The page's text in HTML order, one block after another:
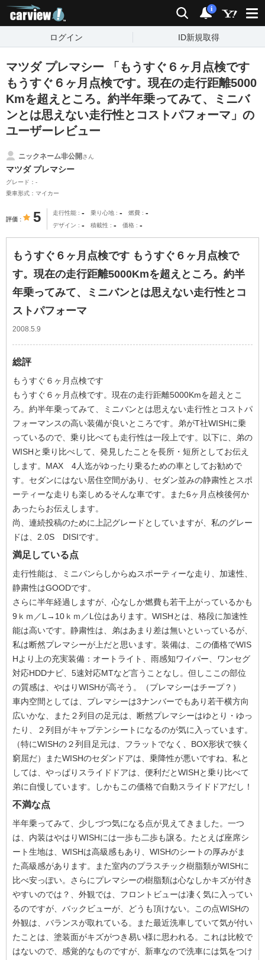
検索 通知
i
ログイン ID新規取得
マツダ プレマシー 「もうすぐ６ヶ月点検です
もうすぐ６ヶ月点検です。現在の走行距離5000
Kmを超えところ。約半年乗ってみて、ミニバ
ンとは思えない走行性とコストパフォーマ」の
ユーザーレビュー
ニックネーム非公開さん
マツダ プレマシー
グレード：-
乗車形式：マイカー
評価 5 走行性能 - 乗り心地 - 燃費 -
デザイン - 積載性 - 価格 -
もうすぐ６ヶ月点検です もうすぐ６ヶ月点検で
す。現在の走行距離5000Kmを超えところ。約半
年乗ってみて、ミニバンとは思えない走行性とコ
ストパフォーマ
2008.5.9
総評
もうすぐ６ヶ月点検です
もうすぐ６ヶ月点検です。現在の走行距離5000Kmを超えとこ
ろ。約半年乗ってみて、ミニバンとは思えない走行性とコストパ
フォーマンスの高い装備が良いところです。弟がT社WISHに乗
っているので、乗り比べても走行性は一段上です。以下に、弟の
WISHと乗り比べして、発見したことを長所・短所としてお伝え
します。MAX 4人迄がゆったり乗るための車としてお勧めで
す。セダンにはない居住空間があり、セダン並みの静粛性とスポ
ーティーな走りも楽しめるそんな車です。また6ヶ月点検後何か
あったらお伝えします。
尚、連続投稿のために上記グレードとしていますが、私のグレー
ドは、2.0S DISIです。
満足している点
走行性能は、ミニバンらしからぬスポーティーな走り、加速性、
静粛性はGOODです。
さらに半年経過しますが、心なしか燃費も若干上がっているかも
9ｋｍ／L→10ｋｍ／L位はあります。WISHとは、格段に加速性
能は高いです。静粛性は、弟はあまり差は無いといっているが、
私は断然プレマシーが上だと思います。装備は、この価格でWIS
Hより上の充実装備：オートライト、雨感知ワイパー、ワンセグ
対応HDDナビ、5速対応MTなど言うことなし。但しここの部位
の質感は、やはりWISHが高そう。（プレマシーはチープ？）
車内空間としては、プレマシーは3ナンバーでもあり若干横方向
広いかな、また２列目の足元は、断然プレマシーはゆとり・ゆっ
たり、２列目がキャプテンシートになるのが気に入っています。
（特にWISHの２列目足元は、フラットでなく、BOX形状で狭く
窮屈だ）またWISHのセダンドアは、乗降性が悪いですね、私と
しては、やっぱりスライドドアは、便利だとWISHと乗り比べて
弟に自慢しています。しかもこの価格で自動スライドドアだし！
不満な点
半年乗ってみて、少しづつ気になる点が見えてきました。一つ
は、内装はやはりWISHには一歩も二歩も譲る。たとえば座席シ
ート生地は、WISHは高級感もあり、WISHのシートの厚みがま
た高級感があります。また室内のプラスチック樹脂類がWISHに
比べ安っぽい。さらにプレマシーの樹脂類は心なしかキズが付き
やすいのでは？、外観では、フロントビューは凄く気に入ってい
るのですが、バックビューが、どうも頂けない。この点WISHの
外観は、バランスが取れている。また最近洗車していて気が付い
たことは、塗装面がキズがつき易い様に思われる。これは比較で
はないので、感覚的なものですが、新車なので洗車には気をつけ